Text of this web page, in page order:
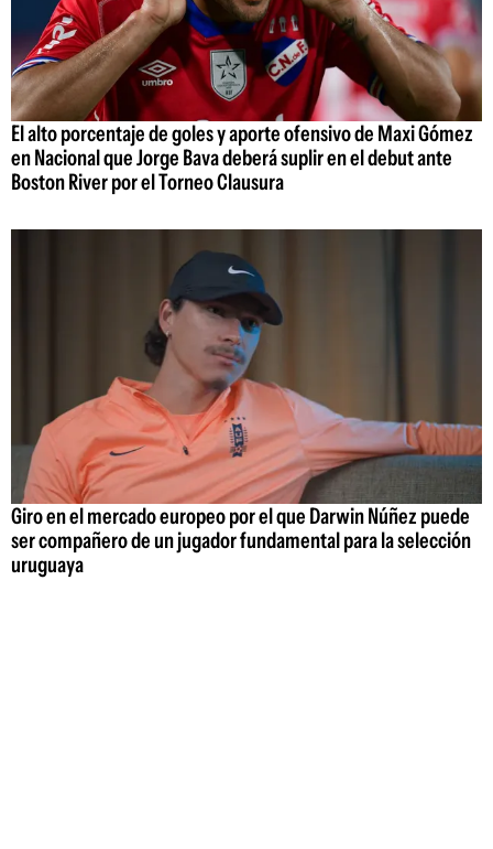
El alto porcentaje de goles y aporte ofensivo de Maxi Gómez
en Nacional que Jorge Bava deberá suplir en el debut ante
Boston River por el Torneo Clausura
Giro en el mercado europeo por el que Darwin Núñez puede
ser compañero de un jugador fundamental para la selección
uruguaya